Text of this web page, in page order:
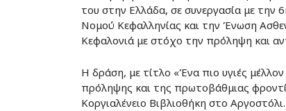
του στην Ελλάδα, σε συνεργασία με την
Νομού Κεφαλληνίας και την Ένωση
Κεφαλονιά με στόχο την πρόληψη και
Η δράση, με τίτλο «Ένα πιο υγιές
πρόληψης και της πρωτοβάθμιας
Κοργιαλένειο Βιβλιοθήκη στο Αργοστόλι.